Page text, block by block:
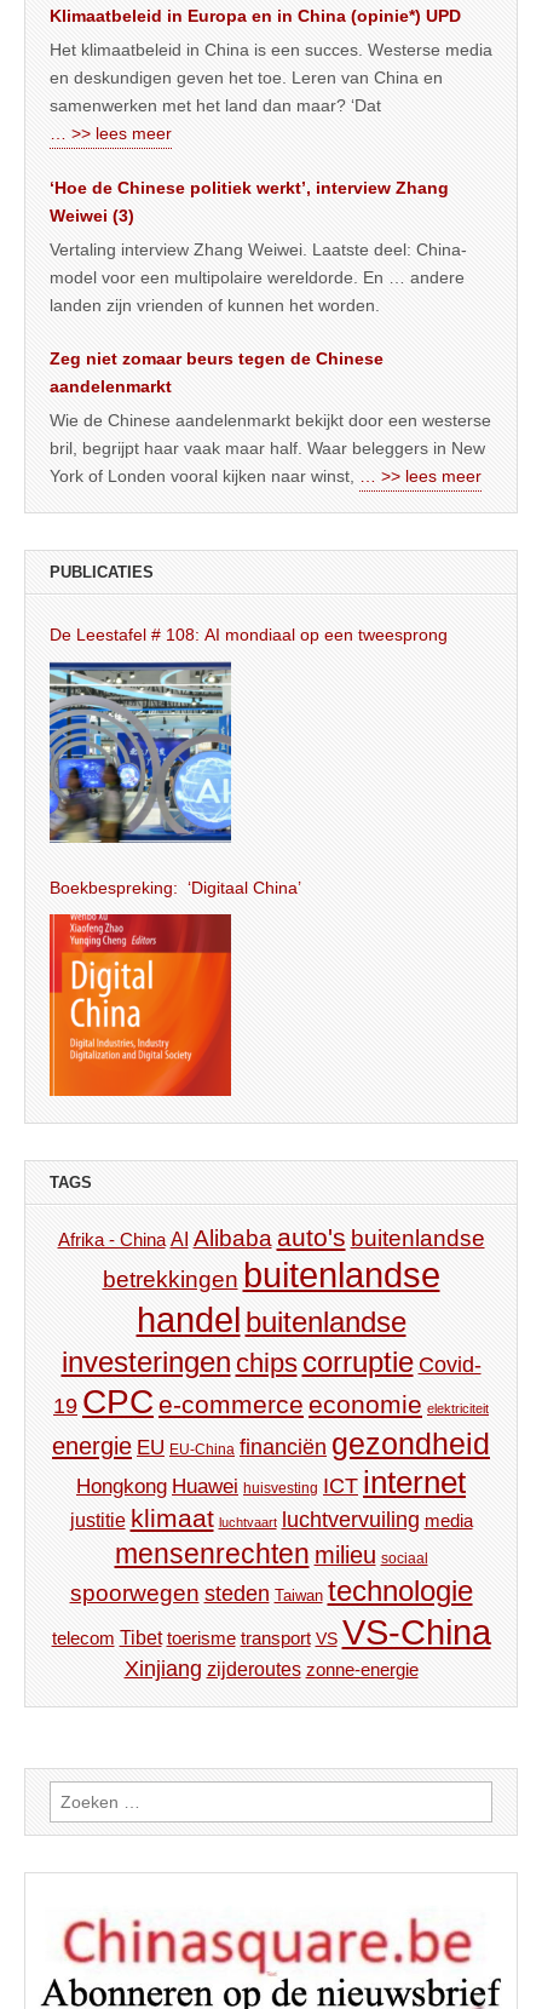
Klimaatbeleid in Europa en in China (opinie*) UPD
Het klimaatbeleid in China is een succes. Westerse media
en deskundigen geven het toe. Leren van China en
samenwerken met het land dan maar? ‘Dat
… >> lees meer
‘Hoe de Chinese politiek werkt’, interview Zhang
Weiwei (3)
Vertaling interview Zhang Weiwei. Laatste deel: China-
model voor een multipolaire wereldorde. En … andere
landen zijn vrienden of kunnen het worden.
Zeg niet zomaar beurs tegen de Chinese
aandelenmarkt
Wie de Chinese aandelenmarkt bekijkt door een westerse
bril, begrijpt haar vaak maar half. Waar beleggers in New
York of Londen vooral kijken naar winst,
… >> lees meer
PUBLICATIES
De Leestafel # 108: AI mondiaal op een tweesprong
Boekbespreking: ‘Digitaal China’
TAGS
Afrika - China AI Alibaba auto's buitenlandse
betrekkingen buitenlandse
handel buitenlandse
investeringen chips corruptie Covid-
19 CPC e-commerce economie elektriciteit
energie EU EU-China financiën gezondheid
Hongkong Huawei huisvesting ICT internet
justitie klimaat luchtvaart luchtvervuiling media
mensenrechten milieu sociaal
spoorwegen steden Taiwan technologie
telecom Tibet toerisme transport VS VS-China
Xinjiang zijderoutes zonne-energie
Zoeken
naar: